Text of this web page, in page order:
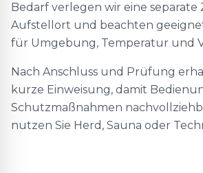
Bedarf verlegen wir eine
Aufstellort und beachten
für Umgebung, Temperatur und
Nach Anschluss und Prüfung
kurze Einweisung, damit
Schutzmaßnahmen
nutzen Sie Herd, Sauna oder